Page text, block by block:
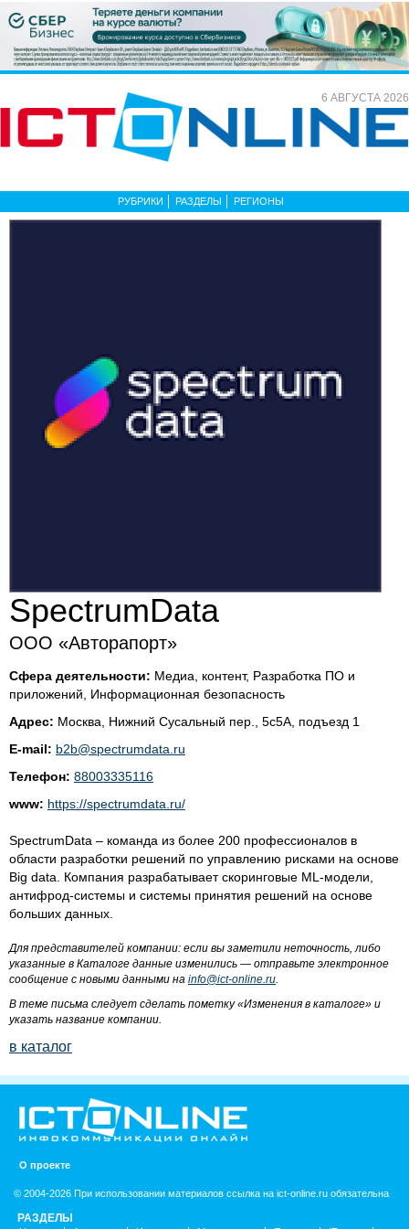
6 АВГУСТА 2026
РУБРИКИ РАЗДЕЛЫ РЕГИОНЫ
SpectrumData
ООО «Авторапорт»
Сфера деятельности: Медиа, контент, Разработка ПО и
приложений, Информационная безопасность
Адрес: Москва, Нижний Сусальный пер., 5с5А, подъезд 1
E-mail: b2b@spectrumdata.ru
Телефон: 88003335116
www: https://spectrumdata.ru/
SpectrumData – команда из более 200 профессионалов в
области разработки решений по управлению рисками на основе
Big data. Компания разрабатывает скоринговые ML-модели,
антифрод-системы и системы принятия решений на основе
больших данных.
Для представителей компании: если вы заметили неточность, либо
указанные в Каталоге данные изменились — отправьте электронное
сообщение с новыми данными на info@ict-online.ru
В теме письма следует сделать пометку «Изменения в каталоге» и
указать название компании.
в каталог
О проекте
© 2004-2026 При использовании материалов ссылка на ict-online.ru обязательна
РАЗДЕЛЫ